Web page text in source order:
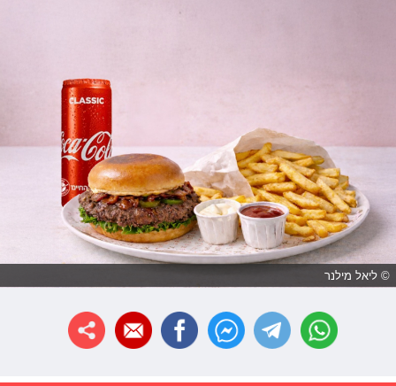
© ליאל מילנר